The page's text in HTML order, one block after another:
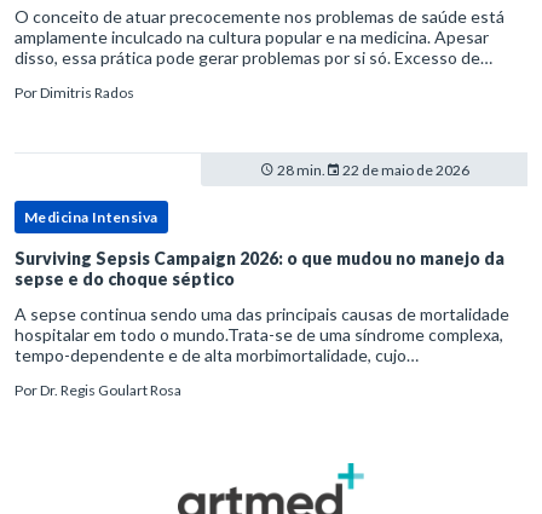
O conceito de atuar precocemente nos problemas de saúde está
amplamente inculcado na cultura popular e na medicina. Apesar
disso, essa prática pode gerar problemas por si só. Excesso de
PorDimitris Rados
28 min. 22 de maio de 2026
Medicina Intensiva
Surviving Sepsis Campaign 2026: o que mudou no manejo da
sepse e do choque séptico
A sepse continua sendo uma das principais causas de mortalidade
hospitalar em todo o mundo.Trata-se de uma síndrome complexa,
tempo-dependente e de alta morbimortalidade, cujo
para o desfe
PorDr. Regis Goulart Rosa